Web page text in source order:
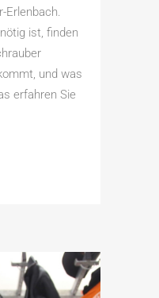
Erlenbach.
ist, finden
und was
erfahren Sie